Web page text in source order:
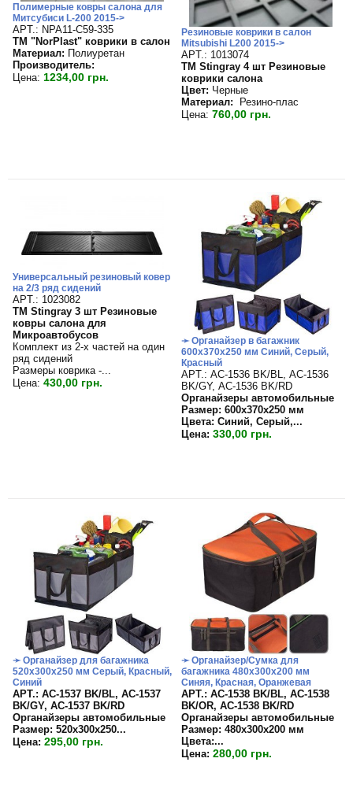
Полимерные ковры салона для
Митсубиси L-200 2015->
APT.: NPA11-C59-335
TM "NorPlast" коврики в салон
Материал: Полиуретан
Производитель:
Цена: 1234,00 грн.
Резиновые коврики в салон
Mitsubishi L200 2015->
APT.: 1013074
TM Stingray 4 шт Резиновые
коврики салона
Цвет: Черные
Материал:
Резино-плас
Цена: 760,00 грн.
Универсальный резиновый ковер
на 2/3 ряд сидений
APT.: 1023082
TM Stingray 3 шт Резиновые
ковры салона для
Микроавтобусов
Комплект из 2-х частей на один
ряд сидений
Размеры коврика -...
Цена: 430,00 грн.
➛ Органайзер в багажник
600х370х250 мм Синий, Серый,
Красный
APT.: АС-1536 BK/BL, АС-1536
BK/GY, АС-1536 BK/RD
Органайзеры автомобильные
Размер: 600х370х250 мм
Цвета: Синий, Серый,...
Цена: 330,00 грн.
➛ Органайзер для багажника
520х300х250 мм Серый, Красный,
Синий
APT.: АС-1537 BK/BL, АС-1537
BK/GY, АС-1537 BK/RD
Органайзеры автомобильные
Размер: 520х300х250...
Цена: 295,00 грн.
➛ Органайзер/Сумка для
багажника 480х300х200 мм
Синяя, Красная, Оранжевая
APT.: АС-1538 BK/BL, АС-1538
BK/OR, АС-1538 BK/RD
Органайзеры автомобильные
Размер: 480х300х200 мм
Цвета:...
Цена: 280,00 грн.